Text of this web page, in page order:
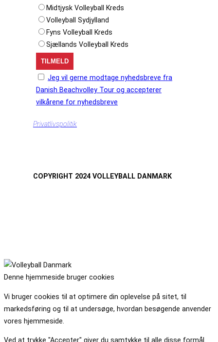
Midtjysk Volleyball Kreds
Volleyball Sydjylland
Fyns Volleyball Kreds
Sjællands Volleyball Kreds
Jeg vil gerne modtage nyhedsbreve fra
Danish Beachvolley Tour og accepterer
vilkårene for nyhedsbreve
Privatlivspolitik
COPYRIGHT 2024 VOLLEYBALL DANMARK
Denne hjemmeside bruger cookies
Vi bruger cookies til at optimere din oplevelse på sitet, til
markedsføring og til at undersøge, hvordan besøgende anvender
vores hjemmeside.
Ved at trykke "Accepter" giver du samtykke til alle disse formål.